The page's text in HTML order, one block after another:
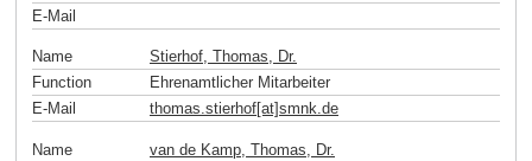
E-Mail
Name
Stierhof, Thomas, Dr.
Function
Ehrenamtlicher Mitarbeiter
E-Mail
thomas.stierhof[at]smnk.de
Name
van de Kamp, Thomas, Dr.